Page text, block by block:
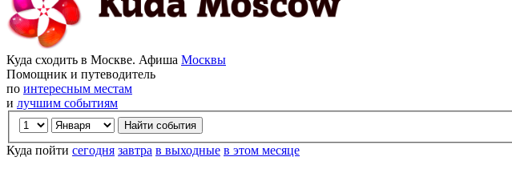
Куда сходить в Москве. Афиша Москвы
Помощник и путеводитель
по интересным местам
и лучшим событиям
Куда пойти сегодня завтра в выходные в этом месяце